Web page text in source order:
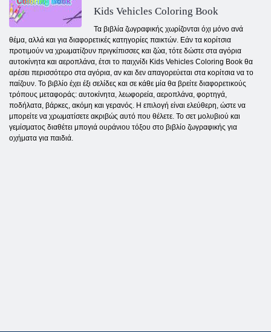
Kids Vehicles Coloring Book
Τα βιβλία ζωγραφικής χωρίζονται όχι μόνο ανά
θέμα, αλλά και για διαφορετικές κατηγορίες παικτών. Εάν τα κορίτσια
προτιμούν να χρωματίζουν πριγκίπισσες και ζώα, τότε δώστε στα αγόρια
αυτοκίνητα και αεροπλάνα, έτσι το παιχνίδι Kids Vehicles Coloring Book θα
αρέσει περισσότερο στα αγόρια, αν και δεν απαγορεύεται στα κορίτσια να το
παίζουν. Το βιβλίο έχει έξι σελίδες και σε κάθε μία θα βρείτε διαφορετικούς
τρόπους μεταφοράς: αυτοκίνητα, λεωφορεία, αεροπλάνα, φορτηγά,
ποδήλατα, βάρκες, ακόμη και γερανός. Η επιλογή είναι ελεύθερη, ώστε να
μπορείτε να χρωματίσετε ακριβώς αυτό που θέλετε. Το σετ μολυβιού και
γεμίσματος διαθέτει μπογιά ουράνιου τόξου στο βιβλίο ζωγραφικής για
οχήματα για παιδιά.